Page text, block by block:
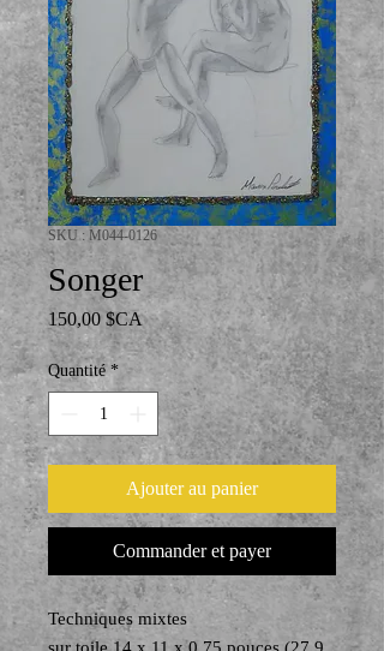
SKU : M044-0126
Songer
150,00 $CAPrix
Quantité *
Ajouter au panier
Commander et payer
Techniques mixtes